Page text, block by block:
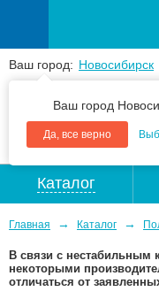
Ваш город: Новосибирск
Ваш город
Да, все верно
+7(383) 213 79
Каталог
Главная → Каталог →
В связи с нестабильным
некоторыми
отличаться от